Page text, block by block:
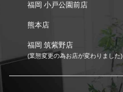
福岡 小戸公園前店
熊本店
福岡 筑紫野店
(業態変更の為お店が変わりました)